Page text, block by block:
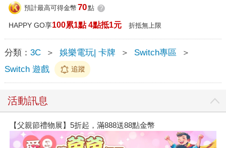
預計最高可得金幣 70點 ?
HAPPY GO享100累1點 4點抵1元 折抵無上限
分類： 3C ＞ 娛樂電玩| 卡牌 ＞ Switch專區
＞
Switch 遊戲
追蹤
活動訊息
【父親節禮物展】5折起，滿888送88點金幣